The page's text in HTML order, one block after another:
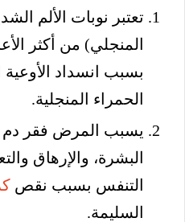
تعتبر نوبات الألم
المنجلي) من أكثر
بسبب انسداد الأوعية
الحمراء المنجلية.
يسبب المرض فقر
البشرة، والإرهاق
التنفس بسبب نقص
السليمة.